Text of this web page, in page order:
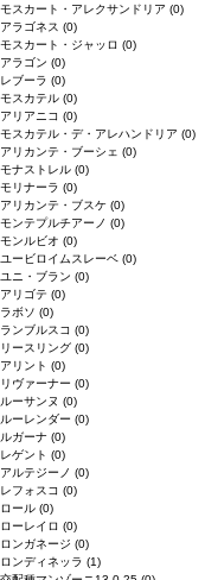
モスカート・アレクサンドリア (0)
アラゴネス (0)
モスカート・ジャッロ (0)
アラゴン (0)
レブーラ (0)
モスカテル (0)
アリアニコ (0)
モスカテル・デ・アレハンドリア (0)
アリカンテ・ブーシェ (0)
モナストレル (0)
モリナーラ (0)
アリカンテ・ブスケ (0)
モンテプルチアーノ (0)
モンルビオ (0)
ユービロイムスレーベ (0)
ユニ・ブラン (0)
アリゴテ (0)
ラボソ (0)
ランブルスコ (0)
リースリング (0)
アリント (0)
リヴァーナー (0)
ルーサンヌ (0)
ルーレンダー (0)
ルガーナ (0)
レゲント (0)
アルテジーノ (0)
レフォスコ (0)
ロール (0)
ローレイロ (0)
ロンガネージ (0)
ロンディネッラ (1)